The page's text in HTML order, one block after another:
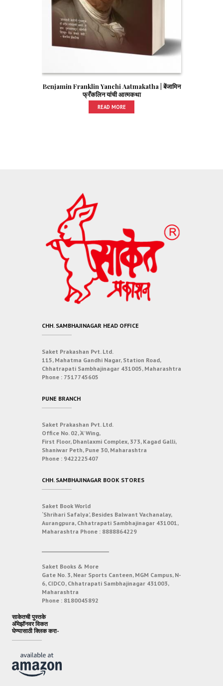
Benjamin Franklin Yanchi Aatmakatha | बेंजामिन
फ्रँकलिन यांची आत्मकथा
READ MORE
CHH. SAMBHAJINAGAR HEAD OFFICE
Saket Prakashan Pvt. Ltd.
115, Mahatma Gandhi Nagar, Station Road,
Chhatrapati Sambhajinagar 431005, Maharashtra
Phone : 7517745605
PUNE BRANCH
Saket Prakashan Pvt. Ltd.
Office No. 02, ‘A’ Wing,
First Floor, Dhanlaxmi Complex, 373, Kagad Galli,
Shaniwar Peth, Pune 30, Maharashtra
Phone : 9422225407
CHH. SAMBHAJINAGAR BOOK STORES
Saket Book World
‘Shrihari Safalya’, Besides Balwant Vachanalay,
Aurangpura, Chhatrapati Sambhajinagar 431001,
Maharashtra Phone : 8888864229
Saket Books & More
Gate No. 3, Near Sports Canteen, MGM Campus, N-
6, CIDCO, Chhatrapati Sambhajinagar 431003,
Maharashtra
Phone : 8180045892
साकेतची पुस्तके
अ‍ॅमेझॉनवर विकत
घेण्यासाठी क्लिक करा-